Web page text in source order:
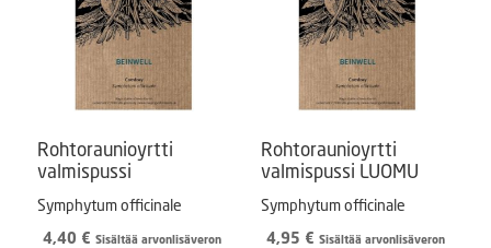
Rohtoraunioyrtti
valmispussi
Symphytum officinale
4,40 € Sisältää arvonlisäveron
Rohtoraunioyrtti
valmispussi LUOMU
Symphytum officinale
4,95 € Sisältää arvonlisäveron